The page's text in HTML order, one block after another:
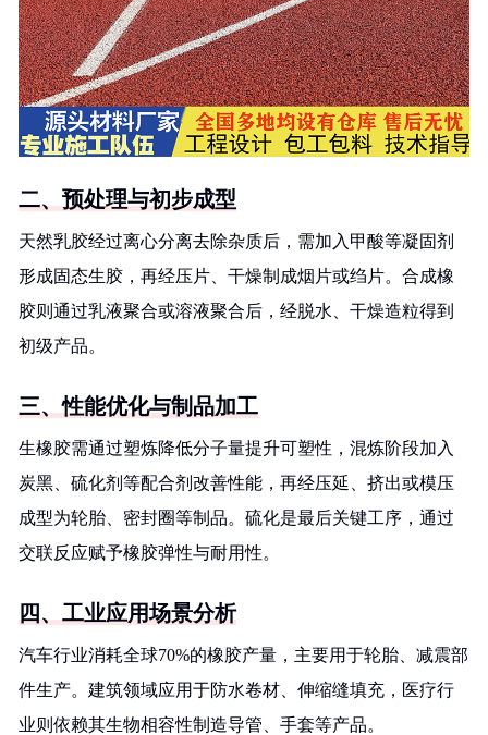
二、预处理与初步成型
天然乳胶经过离心分离去除杂质后，需加入甲酸等凝固剂
形成固态生胶，再经压片、干燥制成烟片或绉片。合成橡
胶则通过乳液聚合或溶液聚合后，经脱水、干燥造粒得到
初级产品。
三、性能优化与制品加工
生橡胶需通过塑炼降低分子量提升可塑性，混炼阶段加入
炭黑、硫化剂等配合剂改善性能，再经压延、挤出或模压
成型为轮胎、密封圈等制品。硫化是最后关键工序，通过
交联反应赋予橡胶弹性与耐用性。
四、工业应用场景分析
汽车行业消耗全球70%的橡胶产量，主要用于轮胎、减震部
件生产。建筑领域应用于防水卷材、伸缩缝填充，医疗行
业则依赖其生物相容性制造导管、手套等产品。